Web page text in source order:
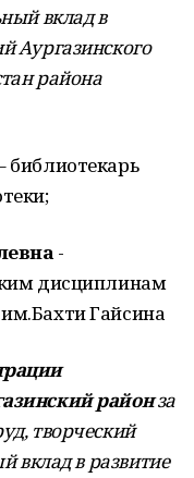
вклад в
Аургазинского
района
библиотекарь
-
дисциплинам
Гайсина
районза
творческий
вклад в развитие